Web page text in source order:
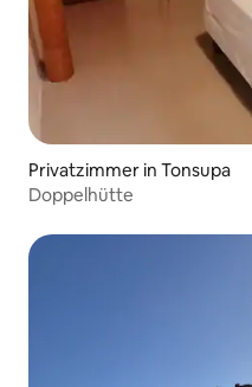
Privatzimmer in Tonsupa
Doppelhütte